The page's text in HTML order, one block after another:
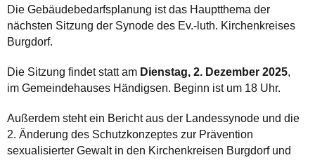
Die Gebäudebedarfsplanung ist das Hauptthema der
nächsten Sitzung der Synode des Ev.-luth. Kirchenkreises
Burgdorf.
Die Sitzung findet statt am Dienstag, 2. Dezember 2025,
im Gemeindehauses Händigsen. Beginn ist um 18 Uhr.
Außerdem steht ein Bericht aus der Landessynode und die
2. Änderung des Schutzkonzeptes zur Prävention
sexualisierter Gewalt in den Kirchenkreisen Burgdorf und